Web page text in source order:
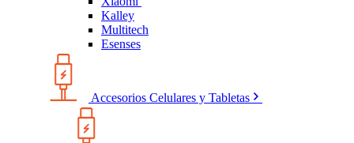
Kalley
Multitech
Esenses
Accesorios Celulares y Tabletas